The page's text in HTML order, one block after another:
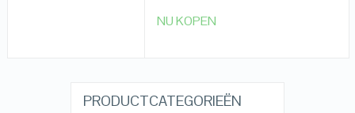
NU KOPEN
PRODUCTCATEGORIEËN